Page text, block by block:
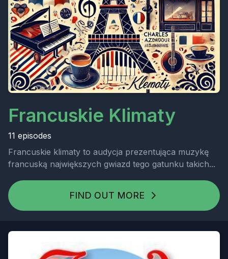
Francuskie Klimaty
11 episodes
Francuskie klimaty to audycja prezentująca muzykę
francuską największych gwiazd tego gatunku takich...
FIND OUT MORE